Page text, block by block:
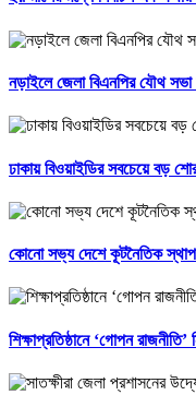
নড়াইলে জেলা বিএনপির যৌথ সভা
ঢাকায় বিওয়াইডির সবচেয়ে বড়
কোনো সভ্য দেশে কূটনৈতিক
শিক্ষাপ্রতিষ্ঠানে ‘গোপন রাজনীতি’